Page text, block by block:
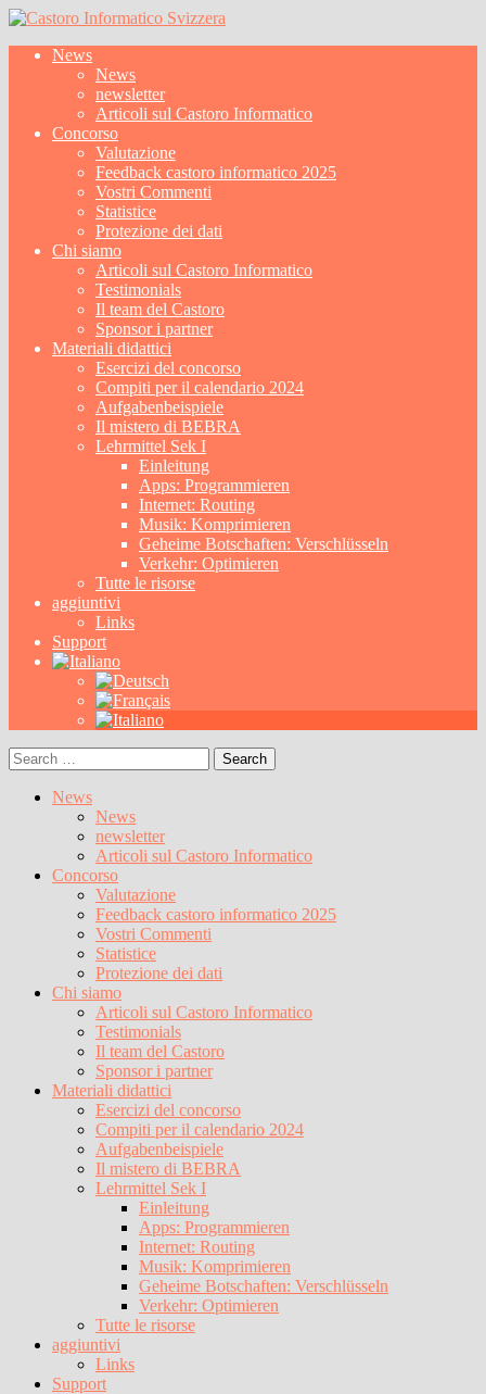
News
News
newsletter
Articoli sul Castoro Informatico
Concorso
Valutazione
Feedback castoro informatico 2025
Vostri Commenti
Statistice
Protezione dei dati
Chi siamo
Articoli sul Castoro Informatico
Testimonials
Il team del Castoro
Sponsor i partner
Materiali didattici
Esercizi del concorso
Compiti per il calendario 2024
Aufgabenbeispiele
Il mistero di BEBRA
Lehrmittel Sek I
Einleitung
Apps: Programmieren
Internet: Routing
Musik: Komprimieren
Geheime Botschaften: Verschlüsseln
Verkehr: Optimieren
Tutte le risorse
aggiuntivi
Links
Support
Search
for:
News
News
newsletter
Articoli sul Castoro Informatico
Concorso
Valutazione
Feedback castoro informatico 2025
Vostri Commenti
Statistice
Protezione dei dati
Chi siamo
Articoli sul Castoro Informatico
Testimonials
Il team del Castoro
Sponsor i partner
Materiali didattici
Esercizi del concorso
Compiti per il calendario 2024
Aufgabenbeispiele
Il mistero di BEBRA
Lehrmittel Sek I
Einleitung
Apps: Programmieren
Internet: Routing
Musik: Komprimieren
Geheime Botschaften: Verschlüsseln
Verkehr: Optimieren
Tutte le risorse
aggiuntivi
Links
Support